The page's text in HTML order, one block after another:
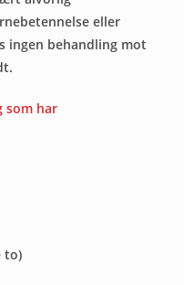
eller
ingen behandling mot
som har
to)